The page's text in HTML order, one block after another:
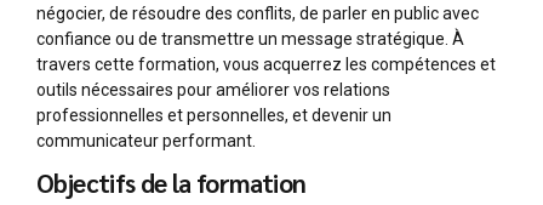
négocier, de résoudre des conflits, de parler en public avec
confiance ou de transmettre un message stratégique. À
travers cette formation, vous acquerrez les compétences et
outils nécessaires pour améliorer vos relations
professionnelles et personnelles, et devenir un
communicateur performant.
Objectifs de la formation